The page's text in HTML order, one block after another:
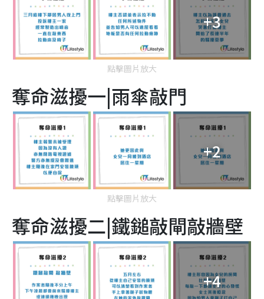
+3
點擊圖片放大
奪命滋擾一|雨傘敲門
+2
點擊圖片放大
奪命滋擾二|鐵鎚敲閘敲牆壁
+4